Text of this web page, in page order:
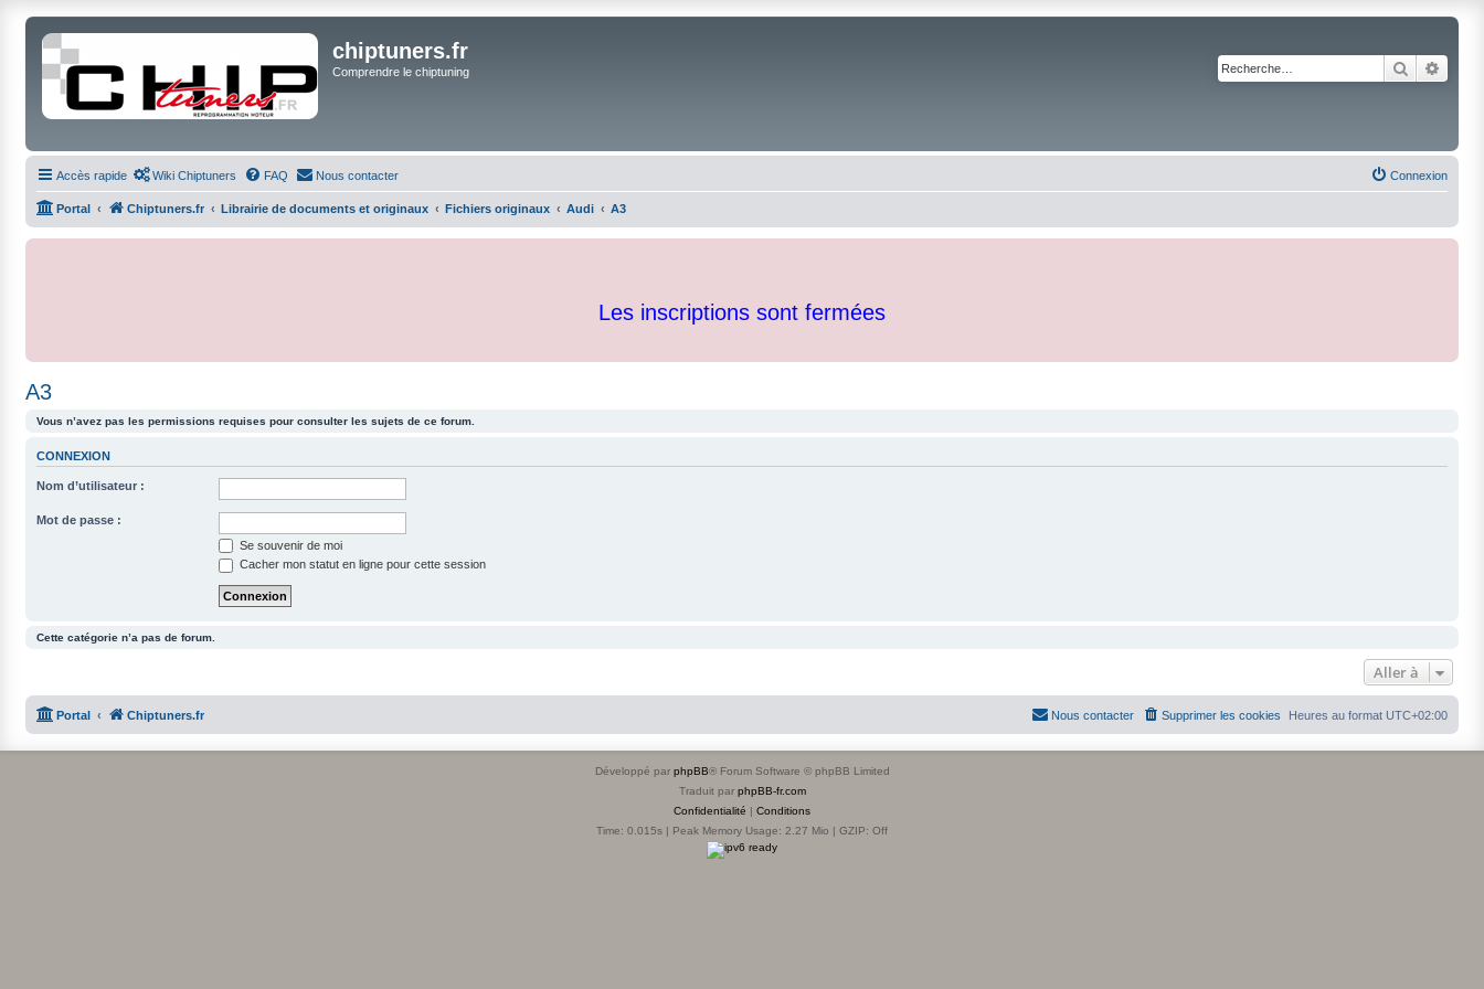
chiptuners.fr
Comprendre le chiptuning Rechercher
Accès rapide Wiki Chiptuners FAQ Nous contacter Connexion
Portal Chiptuners.fr Librairie de documents et originaux Fichiers originaux Audi A3
Les inscriptions sont fermées
A3
Vous n’avez pas les permissions requises pour consulter les sujets de ce forum.
CONNEXION
Nom d’utilisateur :
Mot de passe :
Se souvenir de moi
Cacher mon statut en ligne pour cette session
Cette catégorie n’a pas de forum.
Aller à
Portal Chiptuners.fr Heures au format UTC+02:00
Supprimer les cookies
Nous contacter
Développé par phpBB® Forum Software © phpBB Limited
Traduit par phpBB-fr.com
Confidentialité | Conditions
Time: 0.015s | Peak Memory Usage: 2.27 Mio | GZIP: Off